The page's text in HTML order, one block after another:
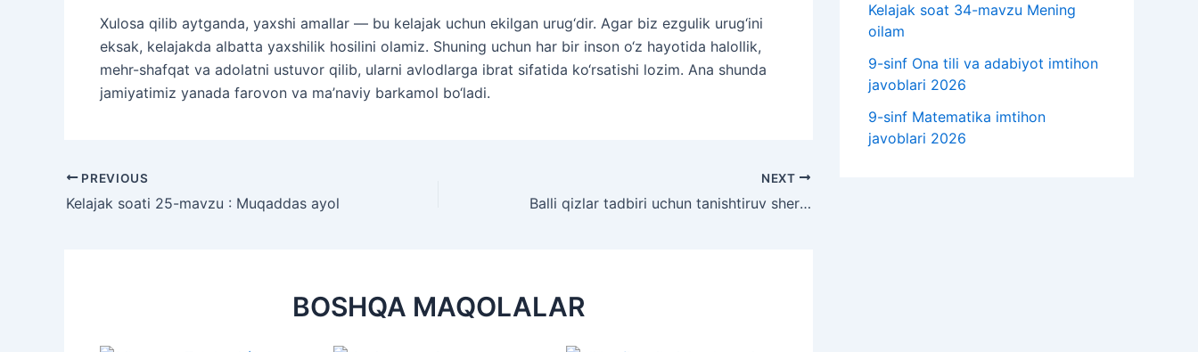
Xulosa qilib aytganda, yaxshi amallar — bu kelajak uchun ekilgan urug‘dir. Agar biz ezgulik urug‘ini
eksak, kelajakda albatta yaxshilik hosilini olamiz. Shuning uchun har bir inson o‘z hayotida halollik,
mehr-shafqat va adolatni ustuvor qilib, ularni avlodlarga ibrat sifatida ko‘rsatishi lozim. Ana shunda
jamiyatimiz yanada farovon va ma’naviy barkamol bo‘ladi.
Post
navigation
PREVIOUS
Kelajak soati 25-mavzu : Muqaddas ayol
NEXT
Balli qizlar tadbiri uchun tanishtiruv sherlar
BOSHQA MAQOLALAR
Kelajak soat 34-mavzu Mening
oilam
9-sinf Ona tili va adabiyot imtihon
javoblari 2026
9-sinf Matematika imtihon
javoblari 2026